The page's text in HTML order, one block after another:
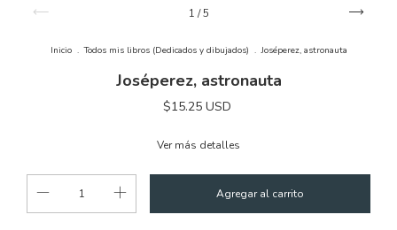
1 /5
Inicio . Todos mis libros (Dedicados y dibujados) . Joséperez, astronauta
Joséperez, astronauta
$15.25 USD
Ver más detalles